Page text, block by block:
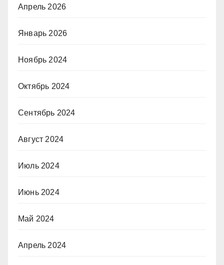
Апрель 2026
Январь 2026
Ноябрь 2024
Октябрь 2024
Сентябрь 2024
Август 2024
Июль 2024
Июнь 2024
Май 2024
Апрель 2024